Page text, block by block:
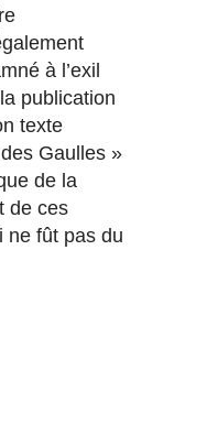
à l’exil
publication
texte
Gaulles »
de la
de ces
fût pas du